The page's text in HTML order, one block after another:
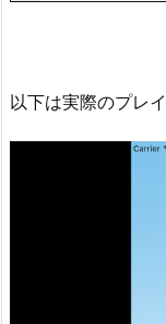
以下は実際のプレ